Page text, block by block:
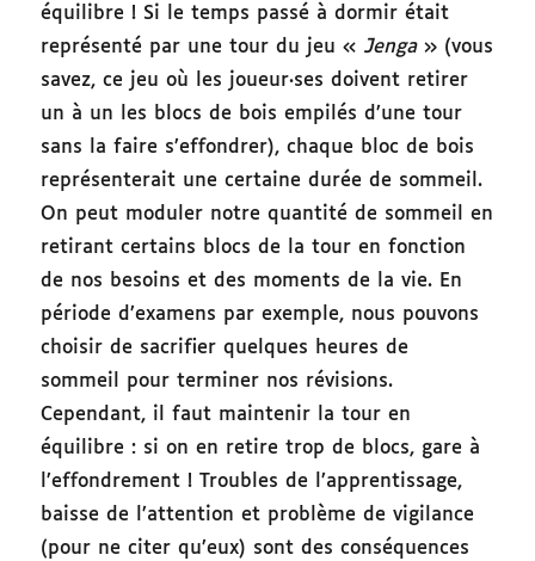
équilibre ! Si le temps passé à dormir était
représenté par une tour du jeu « Jenga» (vous
savez, ce jeu où les joueur·ses doivent retirer
un à un les blocs de bois empilés d’une tour
sans la faire s’effondrer), chaque bloc de bois
représenterait une certaine durée de sommeil.
On peut moduler notre quantité de sommeil en
retirant certains blocs de la tour en fonction
de nos besoins et des moments de la vie. En
période d’examens par exemple, nous pouvons
choisir de sacrifier quelques heures de
sommeil pour terminer nos révisions.
Cependant, il faut maintenir la tour en
équilibre : si on en retire trop de blocs, gare à
l’effondrement ! Troubles de l’apprentissage,
baisse de l’attention et problème de vigilance
(pour ne citer qu’eux) sont des conséquences